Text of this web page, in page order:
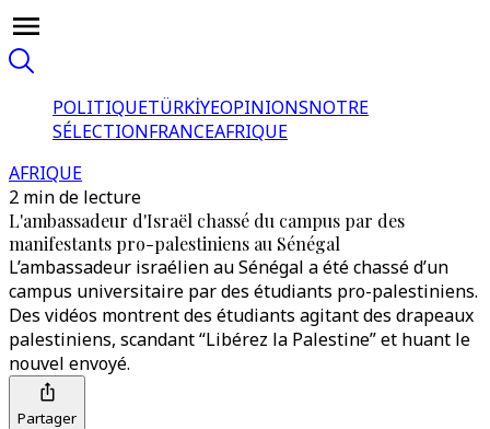
POLITIQUETÜRKİYEOPINIONSNOTRE
SÉLECTIONFRANCEAFRIQUE
AFRIQUE
2 min de lecture
L'ambassadeur d'Israël chassé du campus par des
manifestants pro-palestiniens au Sénégal
L’ambassadeur israélien au Sénégal a été chassé d’un
campus universitaire par des étudiants pro-palestiniens.
Des vidéos montrent des étudiants agitant des drapeaux
palestiniens, scandant “Libérez la Palestine” et huant le
nouvel envoyé.
Partager